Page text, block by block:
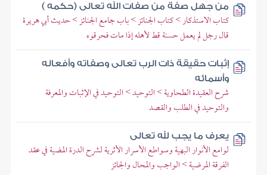
من جهل صفة من صفات الله تعالى (حكمه )
كتاب الاستذكار > كتاب الجنائز > باب جامع الجنائز > حديث أبي هريرة
قال رجل لم يعمل حسنة قط لأهله إذا مات فحرقوه
إثبات حقيقة ذات الرب تعالى وصفاته وأفعاله
وأسمائه
شرح العقيدة الطحاوية > التوحيد > التوحيد في الإثبات والمعرفة
والتوحيد في الطلب والقصد
يعرف ما يجب لله تعالى
لوامع الأنوار البهية وسواطع الأسرار الأثرية لشرح الدرة المضية في عقد
الفرقة المرضية > الواجب والمحال والجائز